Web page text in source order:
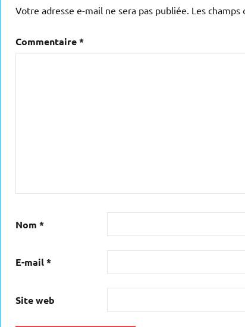
Votre adresse e-mail ne sera pas publiée. Les
Commentaire*
Nom *
E-mail*
Site web